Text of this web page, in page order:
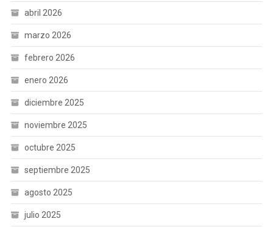
abril 2026
marzo 2026
febrero 2026
enero 2026
diciembre 2025
noviembre 2025
octubre 2025
septiembre 2025
agosto 2025
julio 2025